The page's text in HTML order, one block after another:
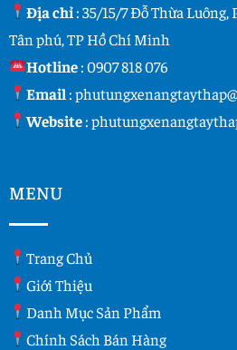
Địa chỉ: 35/15/7 Đỗ Thừa Luông,
Tân phú, TP Hồ Chí Minh
Hotline:0907 818 076
Email :
Website:
MENU
Trang Chủ
Giới Thiệu
Danh Mục Sản Phẩm
Chính Sách Bán Hàng